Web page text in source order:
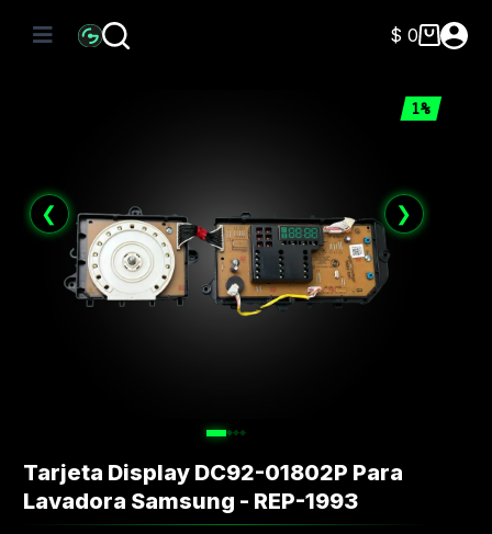
Carro
$ 0
1%
❮ ❯
Tarjeta Display DC92-01802P Para
Lavadora Samsung - REP-1993